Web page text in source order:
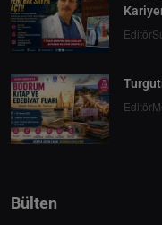
Editör
Editör
Bülten